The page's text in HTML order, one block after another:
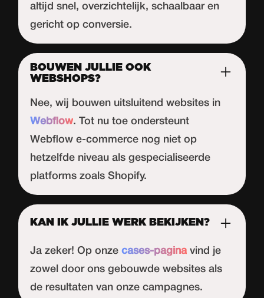
altijd snel, overzichtelijk, schaalbaar en
gericht op conversie.
BOUWEN JULLIE OOK
WEBSHOPS?
Nee, wij bouwen uitsluitend websites in
Webflow. Tot nu toe ondersteunt
Webflow e-commerce nog niet op
hetzelfde niveau als gespecialiseerde
platforms zoals Shopify.
KAN IK JULLIE WERK BEKIJKEN?
Ja zeker! Op onzecases-pagina vind je
zowel door ons gebouwde websites als
de resultaten van onze campagnes.